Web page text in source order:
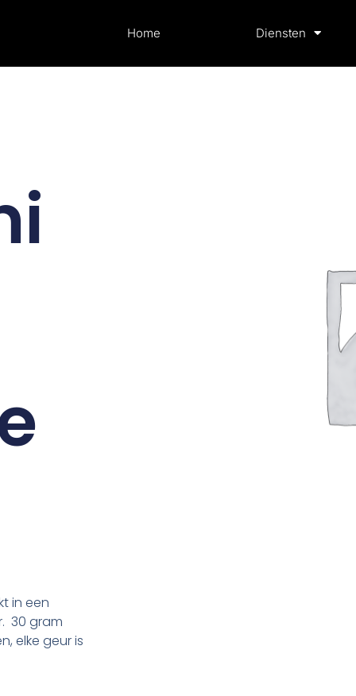
Home Diensten
in een
30 gram
elke geur is